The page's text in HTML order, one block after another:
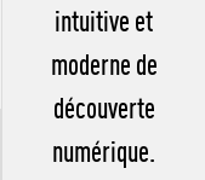
intuitive et
moderne de
découverte
numérique.